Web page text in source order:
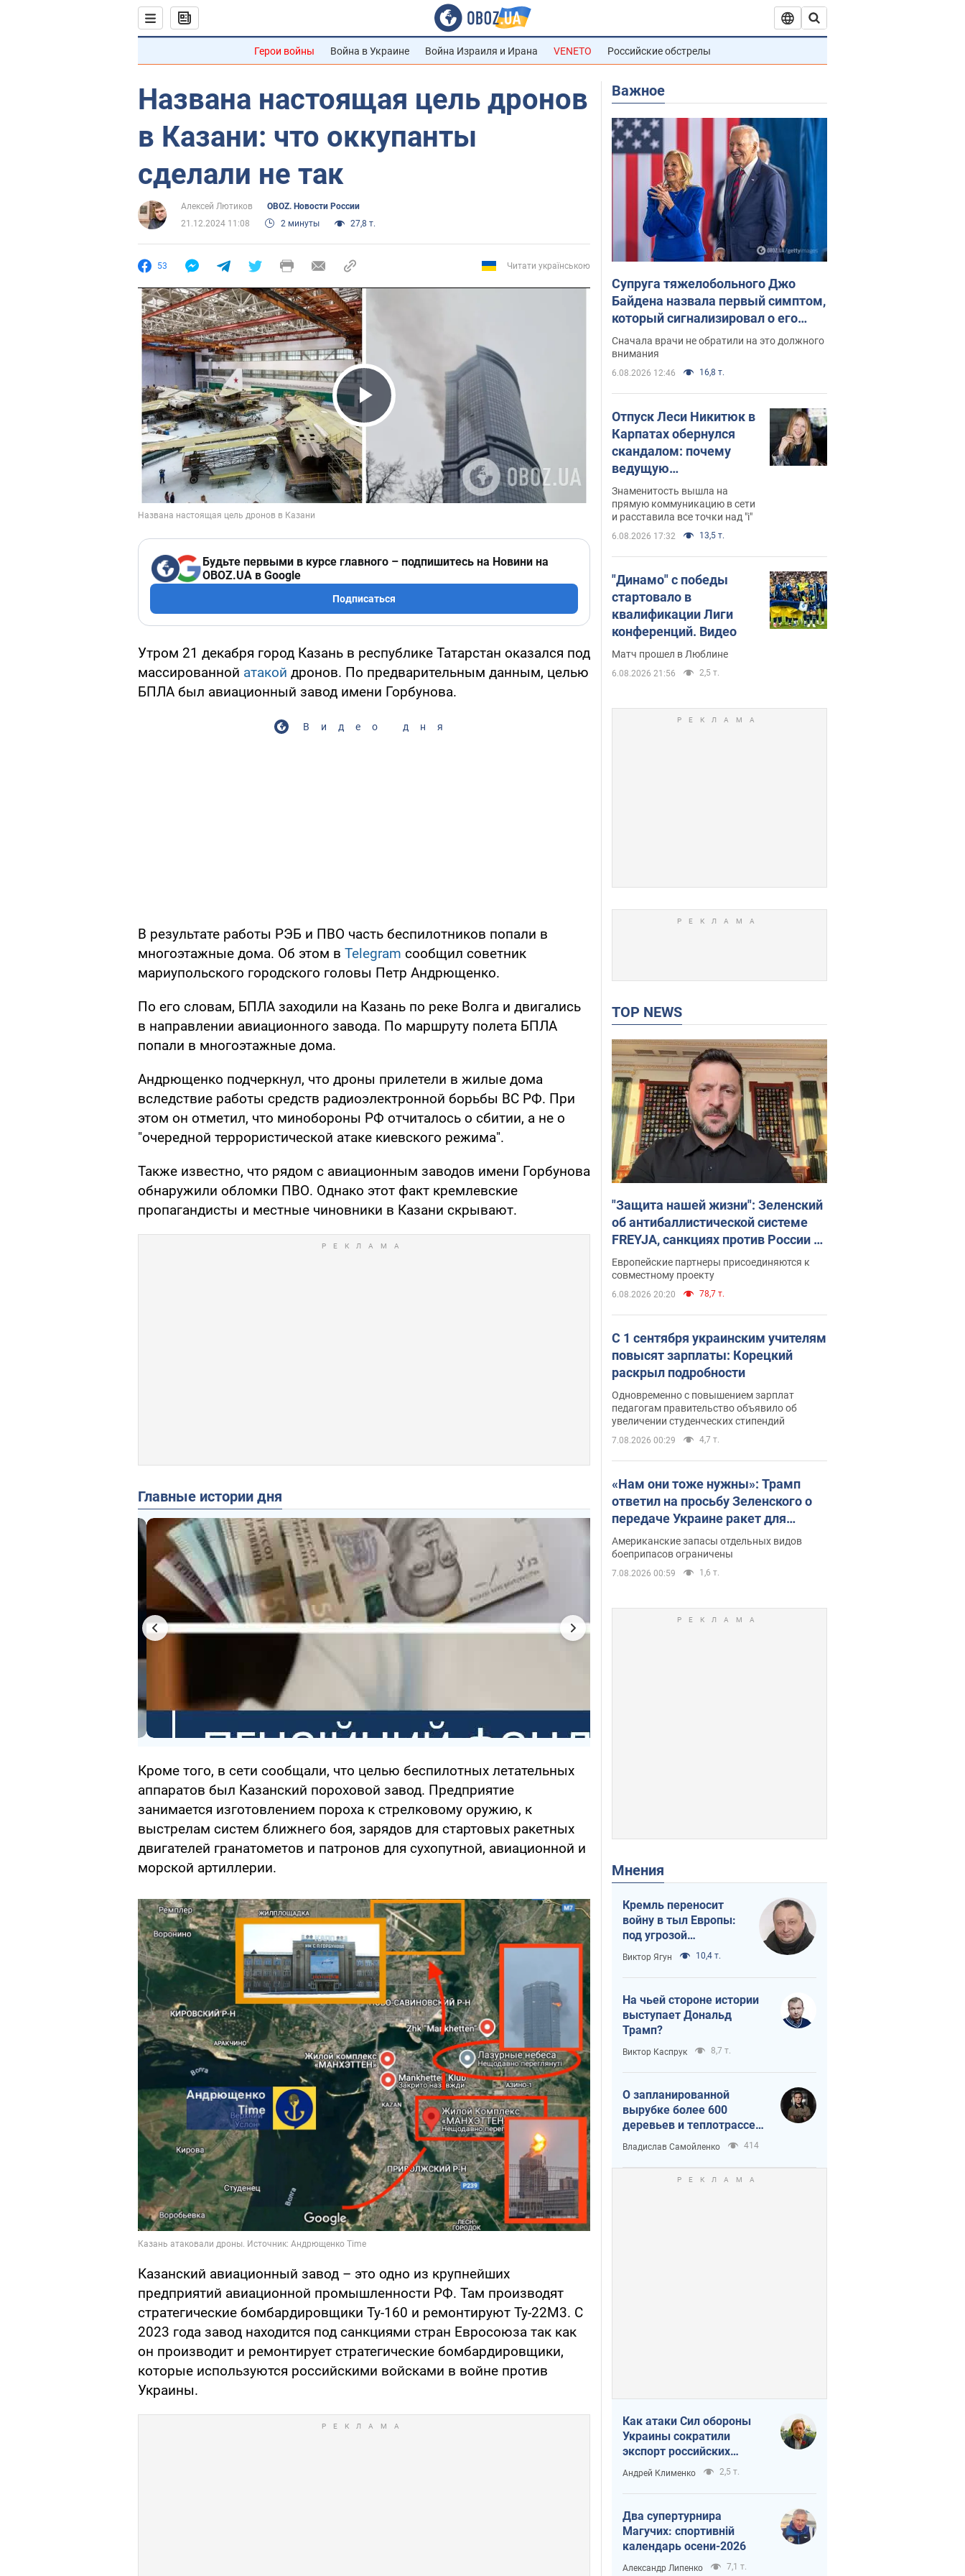
Герои войны Война в Украине Война Израиля и Ирана VENETO Российские обстрелы
Названа настоящая цель дронов
в Казани: что оккупанты
сделали не так
Алексей Лютиков
OBOZ. Новости России
21.12.2024 11:08
2 минуты 27,8 т.
53 Читати українською
Play Video
Будьте первыми в курсе главного – подпишитесь на Новини на
OBOZ.UA в Google
Подписаться
Утром 21 декабря город Казань в республике Татарстан оказался под
массированной атакой дронов. По предварительным данным, целью
БПЛА был авиационный завод имени Горбунова.
Видео дня
В результате работы РЭБ и ПВО часть беспилотников попали в
многоэтажные дома. Об этом в Telegram сообщил советник
мариупольского городского головы Петр Андрющенко.
По его словам, БПЛА заходили на Казань по реке Волга и двигались
в направлении авиационного завода. По маршруту полета БПЛА
попали в многоэтажные дома.
Андрющенко подчеркнул, что дроны прилетели в жилые дома
вследствие работы средств радиоэлектронной борьбы ВС РФ. При
этом он отметил, что минобороны РФ отчиталось о сбитии, а не о
"очередной террористической атаке киевского режима".
Также известно, что рядом с авиационным заводов имени Горбунова
обнаружили обломки ПВО. Однако этот факт кремлевские
пропагандисты и местные чиновники в Казани скрывают.
Главные истории дня
Кроме того, в сети сообщали, что целью беспилотных летательных
аппаратов был Казанский пороховой завод. Предприятие
занимается изготовлением пороха к стрелковому оружию, к
выстрелам систем ближнего боя, зарядов для стартовых ракетных
двигателей гранатометов и патронов для сухопутной, авиационной и
морской артиллерии.
Казанский авиационный завод – это одно из крупнейших
предприятий авиационной промышленности РФ. Там производят
стратегические бомбардировщики Ту-160 и ремонтируют Ту-22М3. С
2023 года завод находится под санкциями стран Евросоюза так как
он производит и ремонтирует стратегические бомбардировщики,
которые используются российскими войсками в войне против
Украины.
Важное
Супруга тяжелобольного Джо
Байдена назвала первый симптом,
который сигнализировал о его
"агрессивном" раке
Сначала врачи не обратили на это должного
внимания
6.08.2026 12:46 16,8 т.
Отпуск Леси Никитюк в
Карпатах обернулся
скандалом: почему
ведущую
несправедливо
захейтили
Знаменитость вышла на
прямую коммуникацию в сети
и расставила все точки над "i"
6.08.2026 17:32 13,5 т.
"Динамо" с победы
стартовало в
квалификации Лиги
конференций. Видео
Матч прошел в Люблине
6.08.2026 21:56 2,5 т.
TOP NEWS
"Защита нашей жизни": Зеленский
об антибаллистической системе
FREYJA, санкциях против России и
поддержке аграриев. Видео
Европейские партнеры присоединяются к
совместному проекту
6.08.2026 20:20 78,7 т.
С 1 сентября украинским учителям
повысят зарплаты: Корецкий
раскрыл подробности
Одновременно с повышением зарплат
педагогам правительство объявило об
увеличении студенческих стипендий
7.08.2026 00:29 4,7 т.
«Нам они тоже нужны»: Трамп
ответил на просьбу Зеленского о
передаче Украине ракет для
Patriot
Американские запасы отдельных видов
боеприпасов ограничены
7.08.2026 00:59 1,6 т.
Мнения
Кремль переносит
войну в тыл Европы:
под угрозой
критическая
логистика
Виктор Ягун 10,4 т.
На чьей стороне истории
выступает Дональд
Трамп?
Виктор Каспрук 8,7 т.
О запланированной
вырубке более 600
деревьев и теплотрассе:
что происходит на
Теремках в Киеве
Владислав Самойленко 414
Как атаки Сил обороны
Украины сократили
экспорт российских
нефтепродуктов
Андрей Клименко 2,5 т.
Два супертурнира
Магучих: спортивній
календарь осени-2026
Александр Липенко 7,1 т.